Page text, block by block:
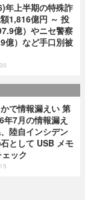
年上半期の特殊詐
1,816億円 ～ 投
億）やニセ警察
億）など手口別被
で情報漏えい 第
年7月の情報漏え
陸自インシデン
として USB メモ
ック